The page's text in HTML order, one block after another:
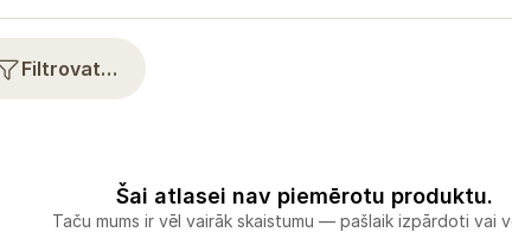
Filtrovat…
Šai atlasei nav piemērotu produktu.
Taču mums ir vēl vairāk skaistumu — pašlaik izpārdoti vai